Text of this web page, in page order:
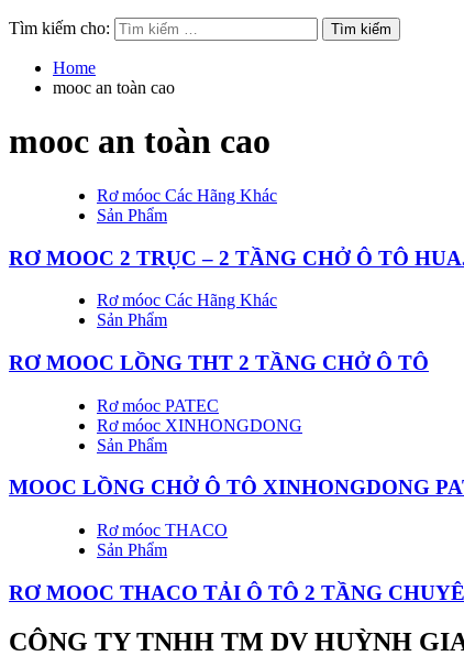
Tìm kiếm cho:
Home
mooc an toàn cao
mooc an toàn cao
Rơ móoc Các Hãng Khác
Sản Phẩm
RƠ MOOC 2 TRỤC – 2 TẦNG CHỞ Ô TÔ
Rơ móoc Các Hãng Khác
Sản Phẩm
RƠ MOOC LỒNG THT 2 TẦNG CHỞ Ô TÔ
Rơ móoc PATEC
Rơ móoc XINHONGDONG
Sản Phẩm
MOOC LỒNG CHỞ Ô TÔ XINHONGDONG
Rơ móoc THACO
Sản Phẩm
RƠ MOOC THACO TẢI Ô TÔ 2 TẦNG
CÔNG TY TNHH TM DV HUỲNH